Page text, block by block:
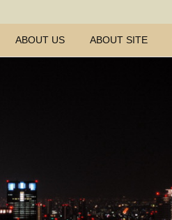
ABOUT US ABOUT SITE